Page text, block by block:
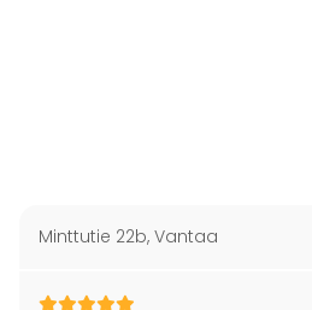
Minttutie 22b, Vantaa